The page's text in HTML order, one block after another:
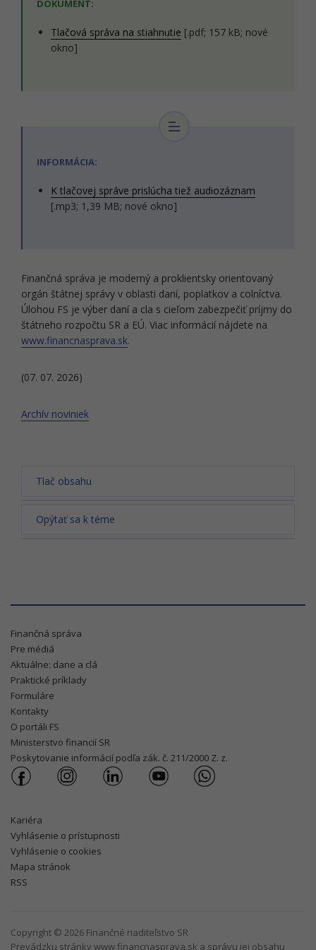
DOKUMENT:
Tlačová správa na stiahnutie [.pdf; 157 kB; nové
okno]
INFORMÁCIA:
K tlačovej správe prislúcha tiež audiozáznam
[.mp3; 1,39 MB; nové okno]
Finančná správa je moderný a proklientsky orientovaný
orgán štátnej správy v oblasti daní, poplatkov a colníctva.
Úlohou FS je výber daní a cla s cieľom zabezpečiť príjmy do
štátneho rozpočtu SR a EÚ. Viac informácií nájdete na
www.financnasprava.sk.
(07. 07. 2026)
Archív noviniek
Tlač obsahu
Opýtať sa k téme
Finančná správa
Pre médiá
Aktuálne: dane a clá
Praktické príklady
Formuláre
Kontakty
O portáli FS
Ministerstvo financií SR
Poskytovanie informácií podľa zák. č. 211/2000 Z. z.
Kariéra
Vyhlásenie o prístupnosti
Vyhlásenie o cookies
Mapa stránok
RSS
Copyright © 2026 Finančné riaditeľstvo SR
Prevádzku stránky www.financnasprava.sk a správu jej obsahu